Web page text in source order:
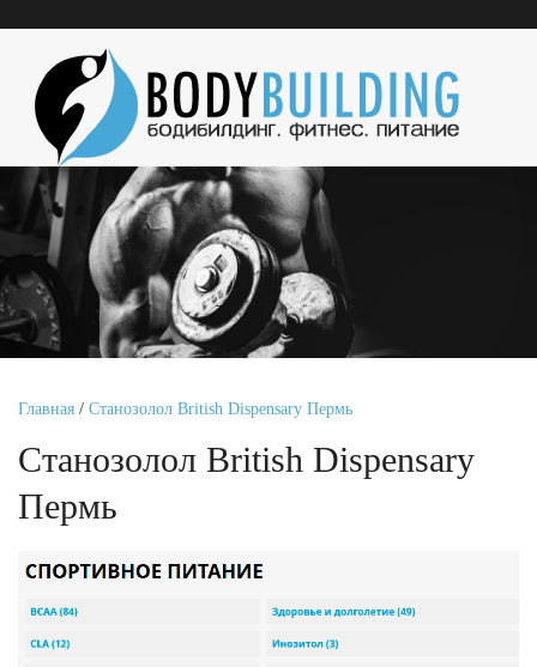
Главная / Станозолол British Dispensary Пермь
Станозолол British Dispensary
Пермь